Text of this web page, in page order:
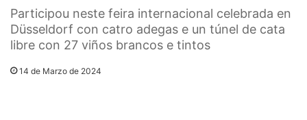
Participou neste feira internacional celebrada en
Düsseldorf con catro adegas e un túnel de cata
libre con 27 viños brancos e tintos
14 de Marzo de 2024